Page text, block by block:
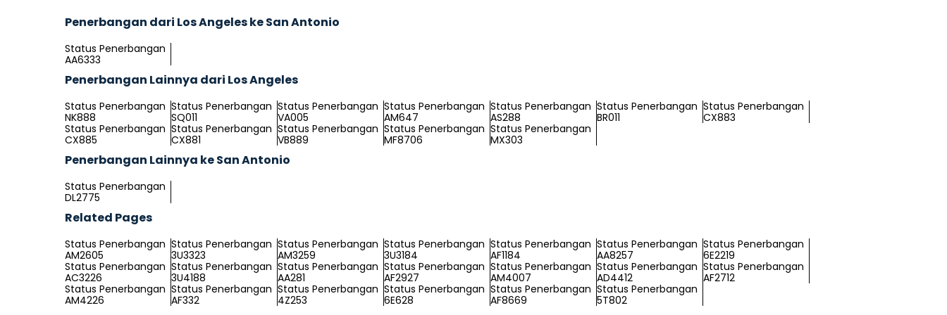
Penerbangan dari Los Angeles ke San Antonio
Status Penerbangan
AA6333
Penerbangan Lainnya dari Los Angeles
Status Penerbangan
NK888
Status Penerbangan
SQ011
Status Penerbangan
VA005
Status Penerbangan
AM647
Status Penerbangan
AS288
Status Penerbangan
BR011
Status Penerbangan
CX883
Status Penerbangan
CX885
Status Penerbangan
CX881
Status Penerbangan
VB889
Status Penerbangan
MF8706
Status Penerbangan
MX303
Penerbangan Lainnya ke San Antonio
Status Penerbangan
DL2775
Related Pages
Status Penerbangan
AM2605
Status Penerbangan
3U3323
Status Penerbangan
AM3259
Status Penerbangan
3U3184
Status Penerbangan
AF1184
Status Penerbangan
AA8257
Status Penerbangan
6E2219
Status Penerbangan
AC3226
Status Penerbangan
3U4188
Status Penerbangan
AA281
Status Penerbangan
AF2927
Status Penerbangan
AM4007
Status Penerbangan
AD4412
Status Penerbangan
AF2712
Status Penerbangan
AM4226
Status Penerbangan
AF332
Status Penerbangan
4Z253
Status Penerbangan
6E628
Status Penerbangan
AF8669
Status Penerbangan
5T802